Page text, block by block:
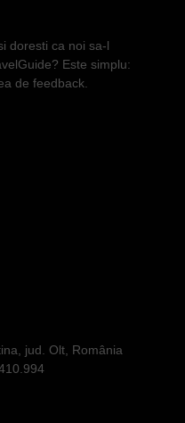
doresti ca noi sa-l
Este simplu:
de feedback.
jud. Olt, România